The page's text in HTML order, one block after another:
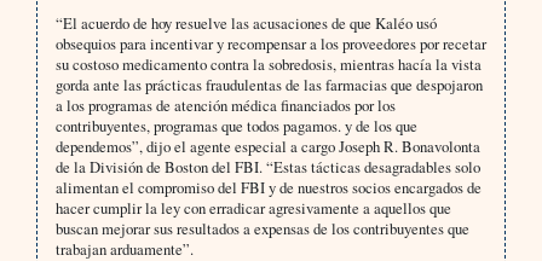
“El acuerdo de hoy resuelve las acusaciones de que Kaléo usó
obsequios para incentivar y recompensar a los proveedores por recetar
su costoso medicamento contra la sobredosis, mientras hacía la vista
gorda ante las prácticas fraudulentas de las farmacias que despojaron
a los programas de atención médica financiados por los
contribuyentes, programas que todos pagamos. y de los que
dependemos”, dijo el agente especial a cargo Joseph R. Bonavolonta
de la División de Boston del FBI. “Estas tácticas desagradables solo
alimentan el compromiso del FBI y de nuestros socios encargados de
hacer cumplir la ley con erradicar agresivamente a aquellos que
buscan mejorar sus resultados a expensas de los contribuyentes que
trabajan arduamente”.